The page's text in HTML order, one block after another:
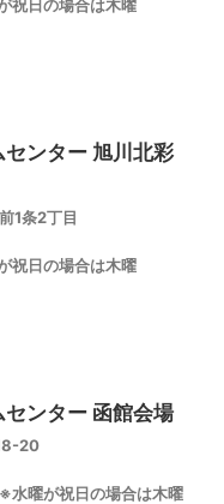
祝日の場合は木曜
ンター 旭川北彩
1条2丁目
祝日の場合は木曜
ンター 函館会場
20
水曜が祝日の場合は木曜